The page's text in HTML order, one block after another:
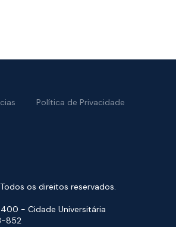
Política de Privacidade
os direitos reservados.
400 - Cidade Universitária
852